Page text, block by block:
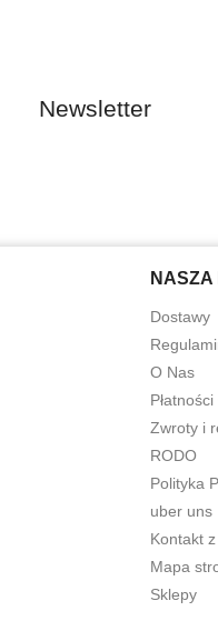
Newsletter
NASZA
Dostawy
O Nas
Zwroty i
RODO
Polityka
uber uns
Kontakt
Mapa
Sklepy